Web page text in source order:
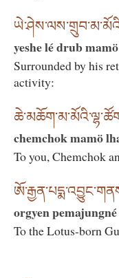
yeshe lé drub
Surrounded by his
activity:
chemchok mamö
To you, Chemchok
orgyen
To the Lotus-born